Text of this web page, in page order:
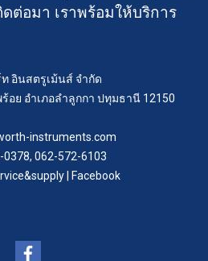
ต่อมา เราพร้อมให้บริการ
ท อินสตรูเม้นส์ จำกัด
อย อำเภอลำลูกกา ปทุมธานี 12150
instruments.com
0378, 062-572-6103
| Facebook